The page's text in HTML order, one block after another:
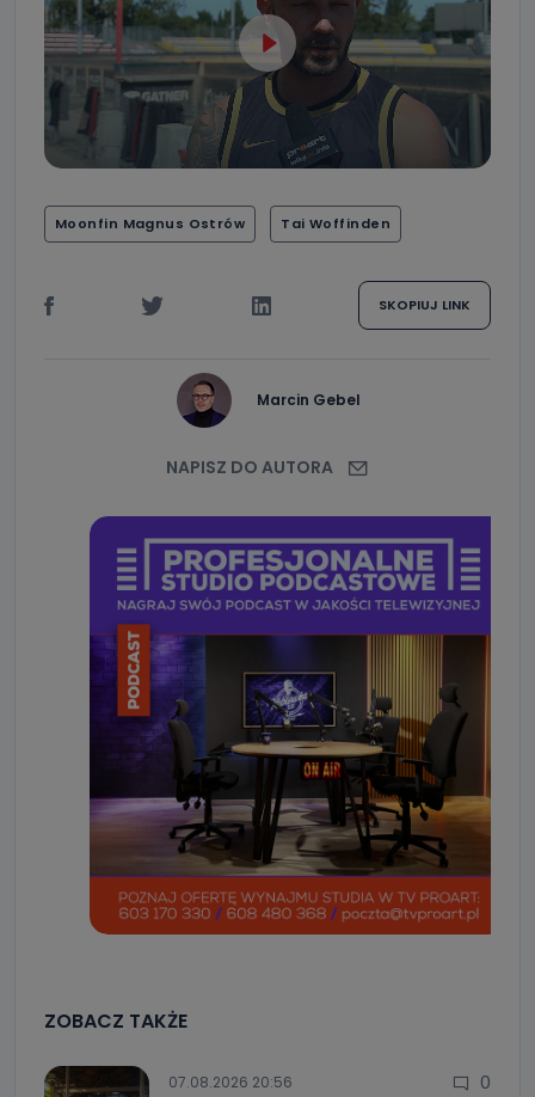
Moonfin Magnus Ostrów Tai Woffinden
SKOPIUJ LINK
Marcin Gebel
NAPISZ DO AUTORA
ZOBACZ TAKŻE
07.08.2026 20:56 0